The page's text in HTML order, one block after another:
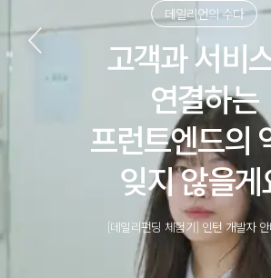
데일리언의 수다
고객과 서비
연결하는
프런트엔드의
잊지 않을게
[데일리펀딩 체험기] 인턴 개발자